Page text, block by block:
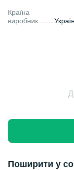
Країна
виробник
Поширити у